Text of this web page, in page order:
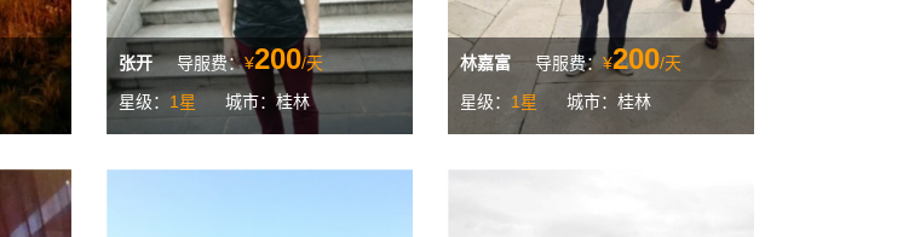
张开 导服费：¥200/天
星级： 1星 城市：桂林
林嘉富 导服费： ¥200/天
星级： 1星 城市：桂林